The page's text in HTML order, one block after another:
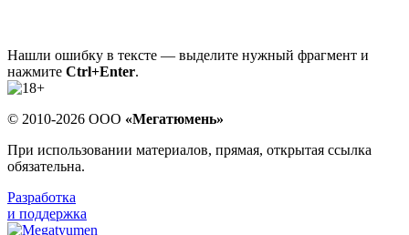
Нашли ошибку в тексте — выделите нужный фрагмент и
нажмите Ctrl+Enter.
© 2010-2026 ООО «Мегатюмень»
При использовании материалов, прямая, открытая ссылка
обязательна.
Разработка
и поддержка